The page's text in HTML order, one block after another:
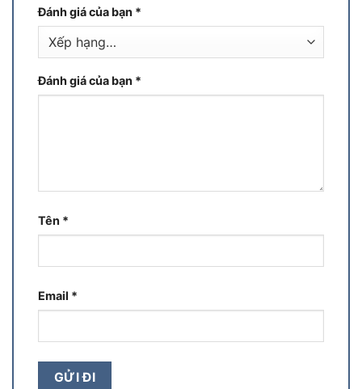
Đánh giá của bạn *
Đánh giá của bạn *
Tên *
Email *